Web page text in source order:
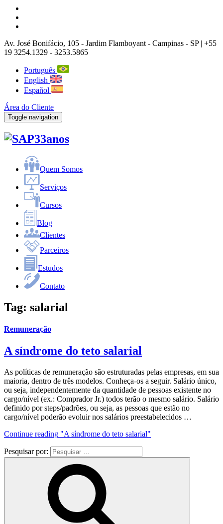
Av. José Bonifácio, 105 - Jardim Flamboyant - Campinas - SP | +55
19 3254.1329 - 3253.5865
Português
English
Español
Área do Cliente
Toggle navigation
33anos
Quem Somos
Serviços
Cursos
Blog
Clientes
Parceiros
Estudos
Contato
Tag: salarial
Remuneração
A síndrome do teto salarial
As políticas de remuneração são estruturadas pelas empresas, em sua
maioria, dentro de três modelos. Conheça-os a seguir. Salário único,
ou seja, independentemente da quantidade de pessoas existente no
cargo/nível (ex.: Comprador Jr.) todos terão o mesmo salário. Salário
definido por steps/padrões, ou seja, as pessoas que estão no
cargo/nível poderão evoluir nos salários preestabelecidos …
Continue reading "A síndrome do teto salarial"
Pesquisar por: